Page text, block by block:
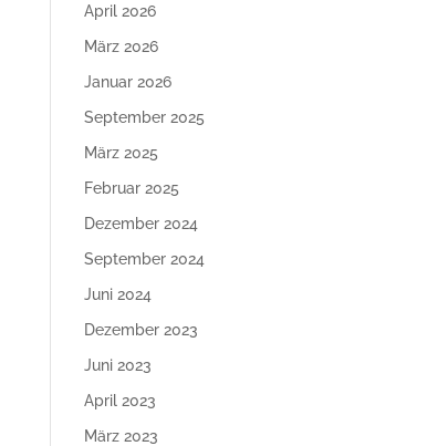
April 2026
März 2026
Januar 2026
September 2025
März 2025
Februar 2025
Dezember 2024
September 2024
Juni 2024
Dezember 2023
Juni 2023
April 2023
März 2023